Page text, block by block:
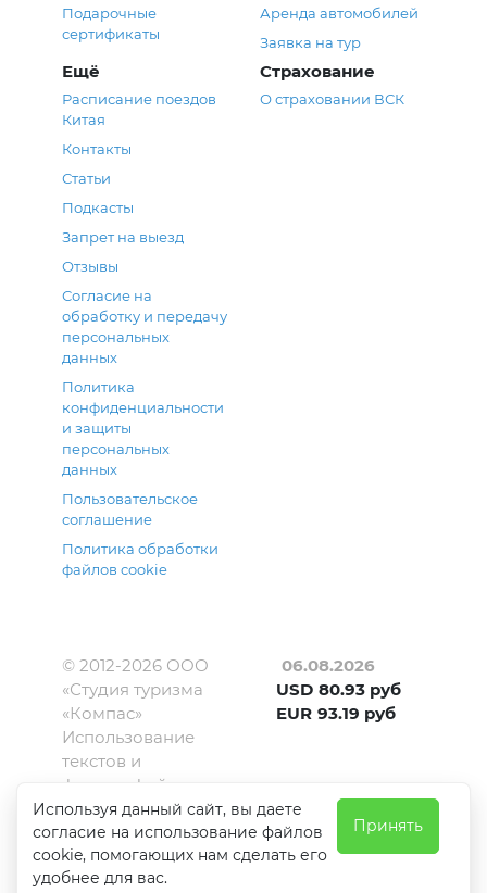
Подарочные
сертификаты
Аренда автомобилей
Заявка на тур
Ещё
Расписание поездов
Китая
Контакты
Статьи
Подкасты
Запрет на выезд
Отзывы
Согласие на
обработку и передачу
персональных
данных
Политика
конфиденциальности
и защиты
персональных
данных
Пользовательское
соглашение
Политика обработки
файлов cookie
Страхование
О страховании ВСК
© 2012-2026ООО
«Студия туризма
«Компас»
Использование
текстов и
фотографий с
сайта kompas-
amur.ru
допускается
только с
06.08.2026
USD 80.93 руб
EUR 93.19 руб
Используя данный сайт, вы даете
согласие на использование файлов
cookie, помогающих нам сделать его
удобнее для вас.
Принять